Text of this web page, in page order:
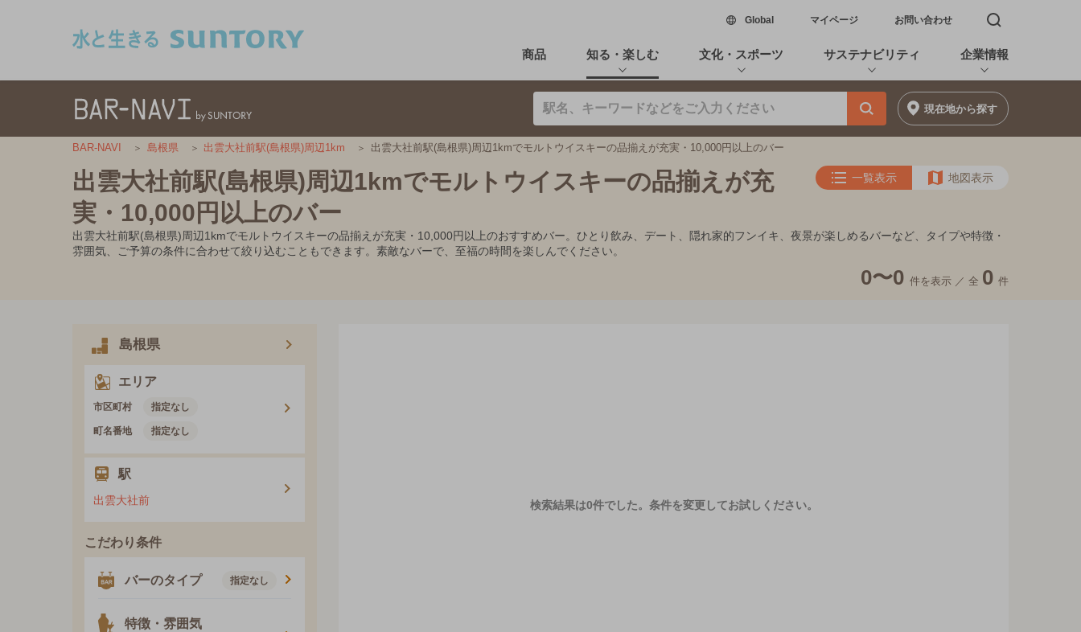
Global新しいウィンドウで開く
マイページ お問い合わせ 検索窓を開く
商品 知る・楽しむ 文化・スポーツ サステナビリティ 企業情報
現在地から探す
BAR-NAVI 島根県 出雲大社前駅(島根県)周辺1km 出雲大社前駅(島根県)周辺1kmでモルトウイスキーの品揃えが充実・10,000円以上のバー
出雲大社前駅(島根県)周辺1kmでモルトウイスキーの品揃えが充
実・10,000円以上のバー
一覧表示 地図表示
出雲大社前駅(島根県)周辺1kmでモルトウイスキーの品揃えが充実・10,000円以上のおすすめバー。ひとり飲み、デート、隠れ家的フンイキ、夜景が楽しめるバーなど、タイプや特徴・
雰囲気、ご予算の条件に合わせて絞り込むこともできます。素敵なバーで、至福の時間を楽しんでください。
0〜0 件を表示 ／ 全 0 件
島根県
エリア
市区町村 指定なし
町名番地 指定なし
駅
出雲大社前
こだわり条件
バーのタイプ 指定なし
特徴・雰囲気
検索結果は0件でした。 条件を変更してお試しください。